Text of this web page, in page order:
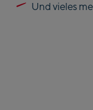
Und vieles